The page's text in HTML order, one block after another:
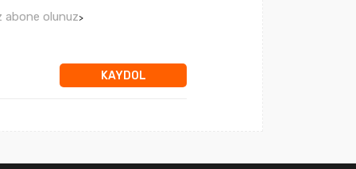
abone olunuz>
KAYDOL